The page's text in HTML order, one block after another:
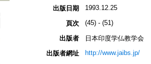
出版日期
1993.12.25
頁次 (45) - (51)
出版者
日本印度学仏教学会
出版者網址
http://www.jaibs.jp/